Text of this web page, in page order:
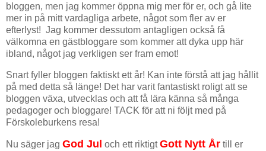
bloggen, men jag kommer öppna mig mer för er, och gå lite
mer in på mitt vardagliga arbete, något som fler av er
efterlyst! Jag kommer dessutom antagligen också få
välkomna en gästbloggare som kommer att dyka upp här
ibland, något jag verkligen ser fram emot!
Snart fyller bloggen faktiskt ett år! Kan inte förstå att jag hållit
på med detta så länge! Det har varit fantastiskt roligt att se
bloggen växa, utvecklas och att få lära känna så många
pedagoger och bloggare! TACK för att ni följt med på
Förskoleburkens resa!
Nu säger jag God Jul och ett riktigtGott Nytt År till er